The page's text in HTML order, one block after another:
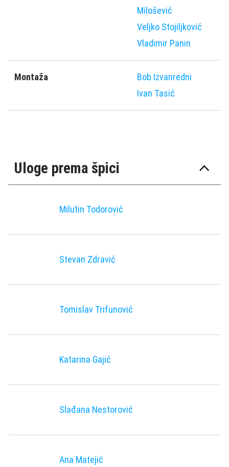
Milošević
Veljko Stojiljković
Vladimir Panin
Montaža
Bob Izvanredni
Ivan Tasić
Uloge prema špici
Milutin Todorović
Stevan Zdravić
Tomislav Trifunović
Katarina Gajić
Slađana Nestorović
Ana Matejić